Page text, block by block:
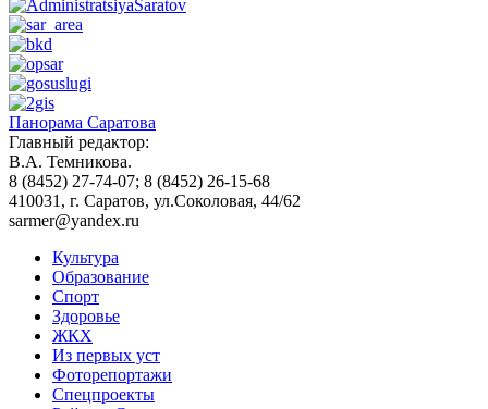
Панорама Саратова
Главный редактор:
В.А. Темникова.
8 (8452) 27-74-07; 8 (8452) 26-15-68
410031, г. Саратов, ул.Соколовая, 44/62
sarmer@yandex.ru
Культура
Образование
Спорт
Здоровье
ЖКХ
Из пеpвых уст
Фоторепортажи
Спецпроекты